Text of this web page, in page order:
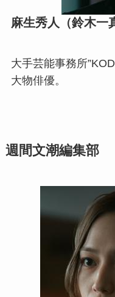
麻生秀人（鈴木一
大手芸能事務所
大物俳優。
週間文潮編集部